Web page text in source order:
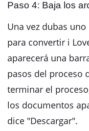
Paso 4: Baja los
Una vez dubas
para convertir i
aparecerá una
pasos del proceso
terminar el
los documentos
dice "Descargar".